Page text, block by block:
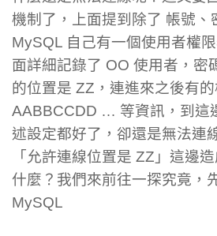
機制了，上面提到除了 帳號、
MySQL 自己有一個使用者權
面詳細記錄了 OO 使用者，密
的位置是 ZZ，連進來之後有
AABBCCDD … 等資訊，到這
述設定都好了，卻還是無法連
「允許連線位置是 ZZ」這邊造
什麼？我們來前往一探究竟，
MySQL